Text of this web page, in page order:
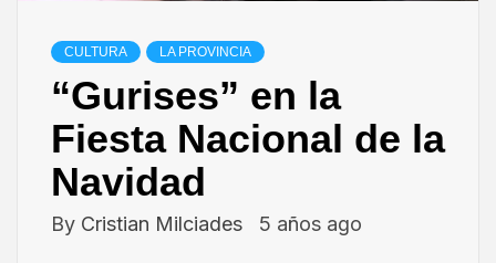
CULTURA LA PROVINCIA
“Gurises” en la
Fiesta Nacional de la
Navidad
By Cristian Milciades 5 años ago